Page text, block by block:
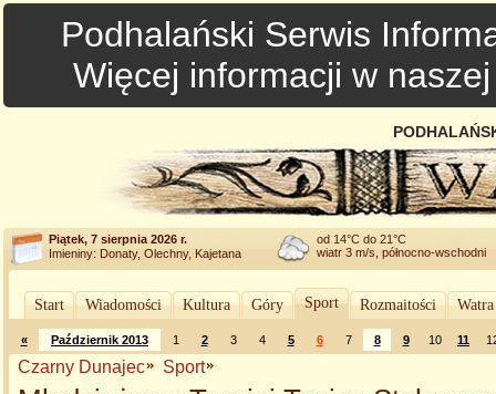
Podhalański Serwis
Więcej informacji w
Piątek, 7 sierpnia 2026 r.
Imieniny: Donaty, Olechny, Kajetana
od 14°C do 21°C
wiatr 3 m/s, północno-wschodni
Start Wiadomości Kultura Góry Sport Rozmaitości
« Październik 2013 1 2 3 4 5 6 7 8 9 10 11
Czarny Dunajec Sport